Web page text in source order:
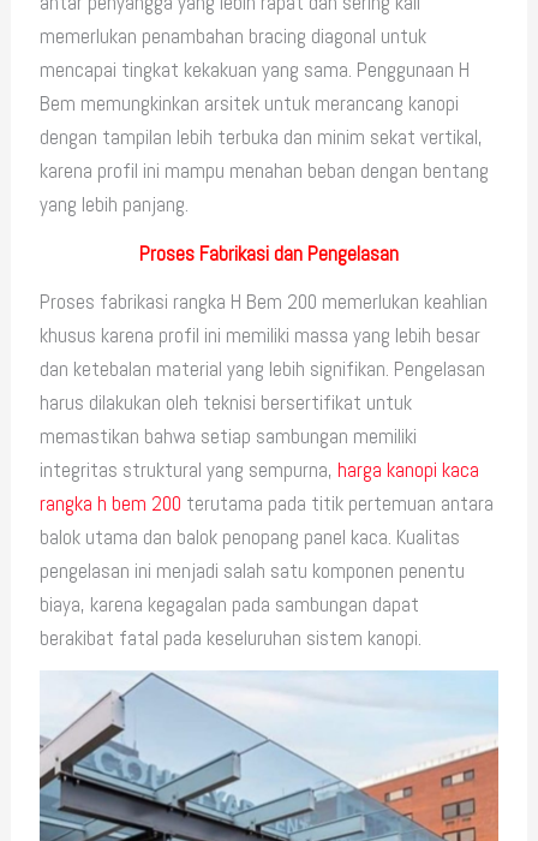
memerlukan penambahan bracing diagonal untuk
mencapai tingkat kekakuan yang sama. Penggunaan H
Bem memungkinkan arsitek untuk merancang kanopi
dengan tampilan lebih terbuka dan minim sekat vertikal,
karena profil ini mampu menahan beban dengan bentang
yang lebih panjang.
Proses Fabrikasi dan Pengelasan
Proses fabrikasi rangka H Bem 200 memerlukan keahlian
khusus karena profil ini memiliki massa yang lebih besar
dan ketebalan material yang lebih signifikan. Pengelasan
harus dilakukan oleh teknisi bersertifikat untuk
memastikan bahwa setiap sambungan memiliki
integritas struktural yang sempurna,harga kanopi kaca
rangka h bem 200 terutama pada titik pertemuan antara
balok utama dan balok penopang panel kaca. Kualitas
pengelasan ini menjadi salah satu komponen penentu
biaya, karena kegagalan pada sambungan dapat
berakibat fatal pada keseluruhan sistem kanopi.